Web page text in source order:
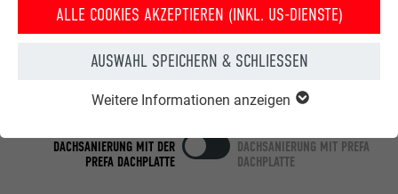
ALLE COOKIES AKZEPTIEREN (INKL. US-DIENSTE)
AUSWAHL SPEICHERN & SCHLIESSEN
Weitere Informationen anzeigen
DACHSANIERUNG MIT DER
PREFA DACHPLATTE
DACHSANIERUNG MIT PREFA
DACHPLATTE